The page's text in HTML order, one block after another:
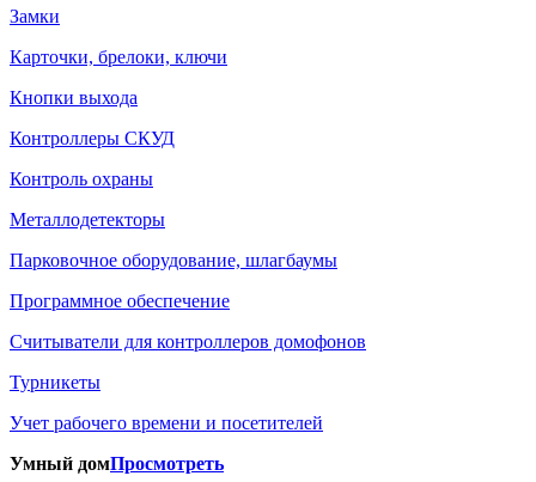
Замки
Карточки, брелоки, ключи
Кнопки выхода
Контроллеры СКУД
Контроль охраны
Металлодетекторы
Парковочное оборудование, шлагбаумы
Программное обеспечение
Считыватели для контроллеров домофонов
Турникеты
Учет рабочего времени и посетителей
Умный домПросмотреть